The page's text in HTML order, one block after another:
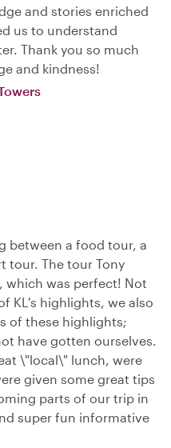
and stories enriched
us to understand
Thank you so much
and kindness!
between a food tour, a
tour. The tour Tony
which was perfect! Not
KL's highlights, we also
of these highlights;
have gotten ourselves.
\"local\" lunch, were
given some great tips
parts of our trip in
super fun informative